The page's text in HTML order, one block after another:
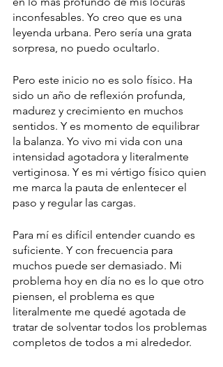
inconfesables. Yo creo que es una
leyenda urbana. Pero sería una grata
sorpresa, no puedo ocultarlo.
Pero este inicio no es solo físico. Ha
sido un año de reflexión profunda,
madurez y crecimiento en muchos
sentidos. Y es momento de equilibrar
la balanza. Yo vivo mi vida con una
intensidad agotadora y literalmente
vertiginosa. Y es mi vértigo físico quien
me marca la pauta de enlentecer el
paso y regular las cargas.
Para mí es difícil entender cuando es
suficiente. Y con frecuencia para
muchos puede ser demasiado. Mi
problema hoy en día no es lo que otro
piensen, el problema es que
literalmente me quedé agotada de
tratar de solventar todos los problemas
completos de todos a mi alrededor.